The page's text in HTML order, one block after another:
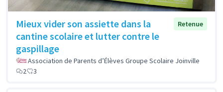
Mieux vider son assiette dans la
cantine scolaire et lutter contre le
gaspillage
Retenue
Association de Parents d’Élèves Groupe Scolaire Joinville
2
3